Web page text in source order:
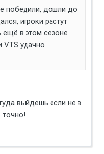
победили, дошли до
игроки растут
ещё в этом сезоне
VTS удачно
выйдешь если не в